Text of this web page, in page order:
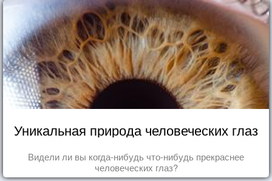
Уникальная природа человеческих глаз
Видели ли вы когда-нибудь что-нибудь прекраснее
человеческих глаз?